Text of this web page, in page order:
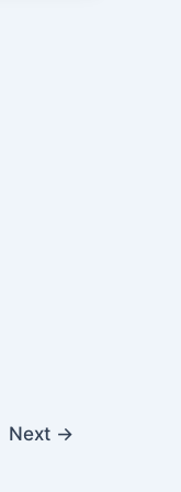
Next →